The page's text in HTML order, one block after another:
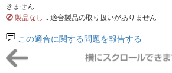
きません
製品なし .. 適合製品の取り扱いがありません
この適合に関する問題を報告する